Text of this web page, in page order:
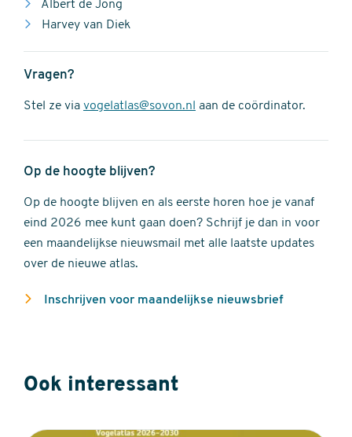
Albert de Jong
Harvey van Diek
Vragen?
Stel ze via vogelatlas@sovon.nl aan de coördinator.
Op de hoogte blijven?
Op de hoogte blijven en als eerste horen hoe je vanaf
eind 2026 mee kunt gaan doen? Schrijf je dan in voor
een maandelijkse nieuwsmail met alle laatste updates
over de nieuwe atlas.
Inschrijven voor maandelijkse nieuwsbrief
Ook interessant